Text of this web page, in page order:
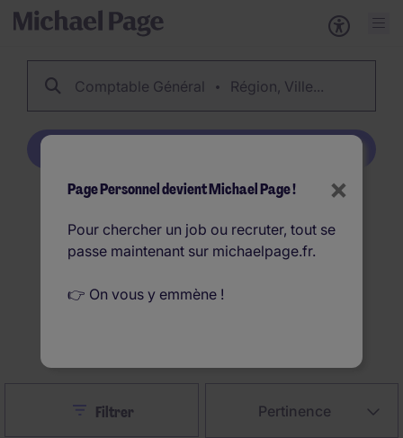
Comptable Général Région, Ville...
99 Offres d'emploi
Comptable Général en
France
Pertinence
CloseFiltrer
×
Page Personnel devient Michael Page !
Pour chercher un job ou recruter, tout se
passe maintenant sur michaelpage.fr.
👉 On vous y emmène !